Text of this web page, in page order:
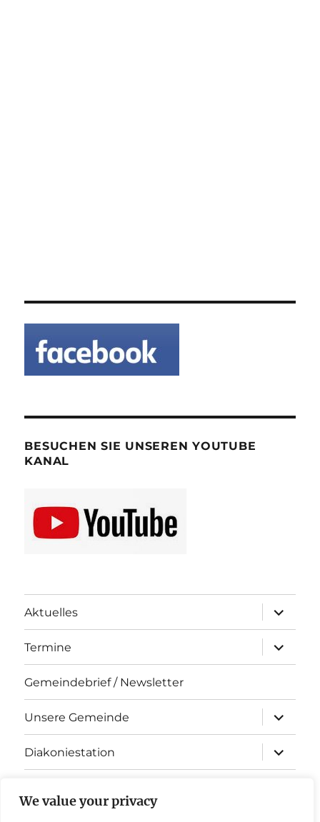
We value your privacy
BESUCHEN SIE UNSEREN YOUTUBE
KANAL
Aktuelles
öffnen
Termine
öffnen
Gemeindebrief / Newsletter
Unsere Gemeinde
öffnen
Diakoniestation
öffnen